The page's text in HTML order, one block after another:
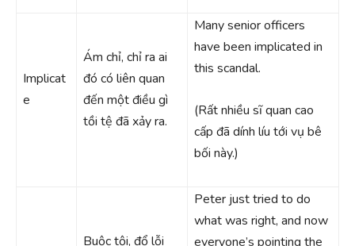
Implicat
e
Ám chỉ, chỉ ra ai
đó có liên quan
đến một điều gì
tồi tệ đã xảy ra.
Many senior officers
have been implicated in
this scandal.
(Rất nhiều sĩ quan cao
cấp đã dính líu tới vụ bê
bối này.)
Buộc tội, đổ lỗi
Peter just tried to do
what was right, and now
everyone’s pointing the